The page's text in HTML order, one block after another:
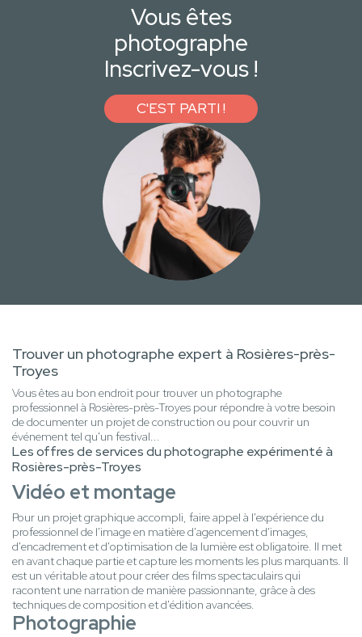
Vous êtes
photographe
Inscrivez-vous !
C'EST PARTI !
Trouver un photographe expert à Rosières-près-
Troyes
Vous êtes au bon endroit pour trouver un photographe
professionnel à Rosières-près-Troyes pour répondre à votre besoin
de documenter un projet de construction ou pour couvrir un
événement tel qu'un festival...
Les offres de services du photographe expérimenté à
Rosières-près-Troyes
Vidéo et montage
Pour un projet graphique accompli, faire appel à l'expérience du
professionnel de l'image en matière d'agencement d'images,
d'encadrement et d'optimisation de la lumière est obligatoire. Il met
en avant chaque partie et capture les moments les plus marquants. Il
est un véritable atout pour créer des films spectaculairs qui
racontent une narration de manière passionnante, grâce à des
techniques de composition et d'édition avancées.
Photographie